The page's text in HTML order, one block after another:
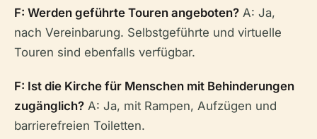
F: Werden geführte Touren angeboten? A: Ja,
nach Vereinbarung. Selbstgeführte und virtuelle
Touren sind ebenfalls verfügbar.
F: Ist die Kirche für Menschen mit Behinderungen
zugänglich? A: Ja, mit Rampen, Aufzügen und
barrierefreien Toiletten.